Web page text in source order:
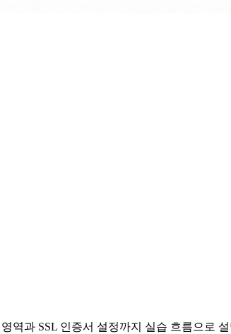
역과 SSL 인증서 설정까지 실습 흐름으로